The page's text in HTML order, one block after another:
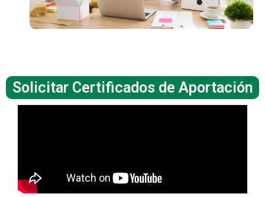
Solicitar Certificados de Aportación